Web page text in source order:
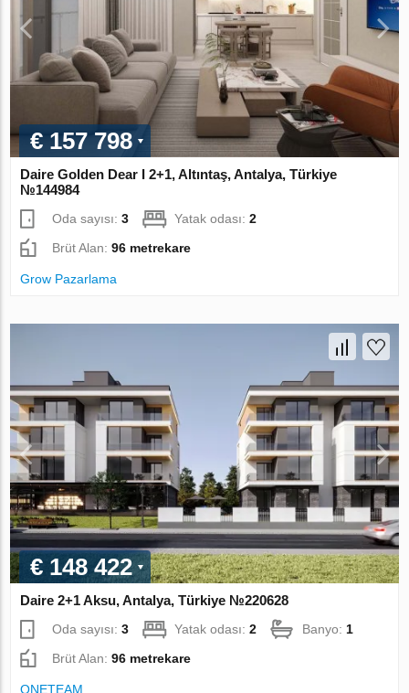
€ 157 798
Daire Golden Dear I 2+1, Altıntaş, Antalya, Türkiye
№144984
Oda sayısı:3 Yatak odası:2
Brüt Alan:96 metrekare
Grow Pazarlama
€ 148 422
Daire 2+1 Aksu, Antalya, Türkiye №220628
Oda sayısı:3 Yatak odası:2 Banyo: 1
Brüt Alan:96 metrekare
ONETEAM